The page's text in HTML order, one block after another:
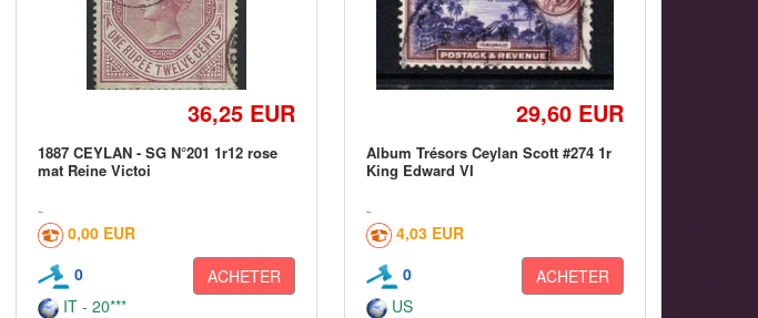
36,25 EUR
1887 CEYLAN - SG N°201 1r12 rose
mat Reine Victoi
0,00 EUR
0
ACHETER
IT - 20***
29,60 EUR
Album Trésors Ceylan Scott #274 1r
King Edward VI
4,03 EUR
0
ACHETER
US